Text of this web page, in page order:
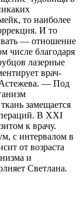
то наиболее
И то
— отношение
числе благодаря
лазерные
врач-
Астежева. — Под
замещается
В XXI
к врачу.
с интервалом в
от возраста
и
Светлана.